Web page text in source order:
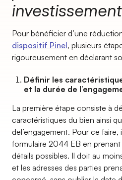
Pour bénéficier d’une
dispositif Pinel, plusieurs
rigoureusement en déclarant
Définir les
et la durée de
La première étape consiste à
caractéristiques du bien ainsi
del’engagement. Pour ce faire,
formulaire 2044 EB en prenant
détails possibles. Il doit au
et les adresses des parties